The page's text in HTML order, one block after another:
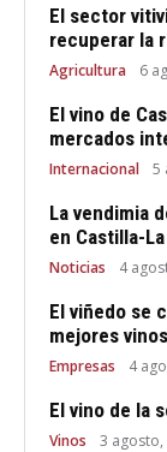
El sector
recuperar la
Agricultura 6
El vino de
mercados
Internacional 5
La vendimia
en Castilla-
Noticias 4
El viñedo se
mejores
Empresas 4
El vino de la
Vinos 3 agosto,